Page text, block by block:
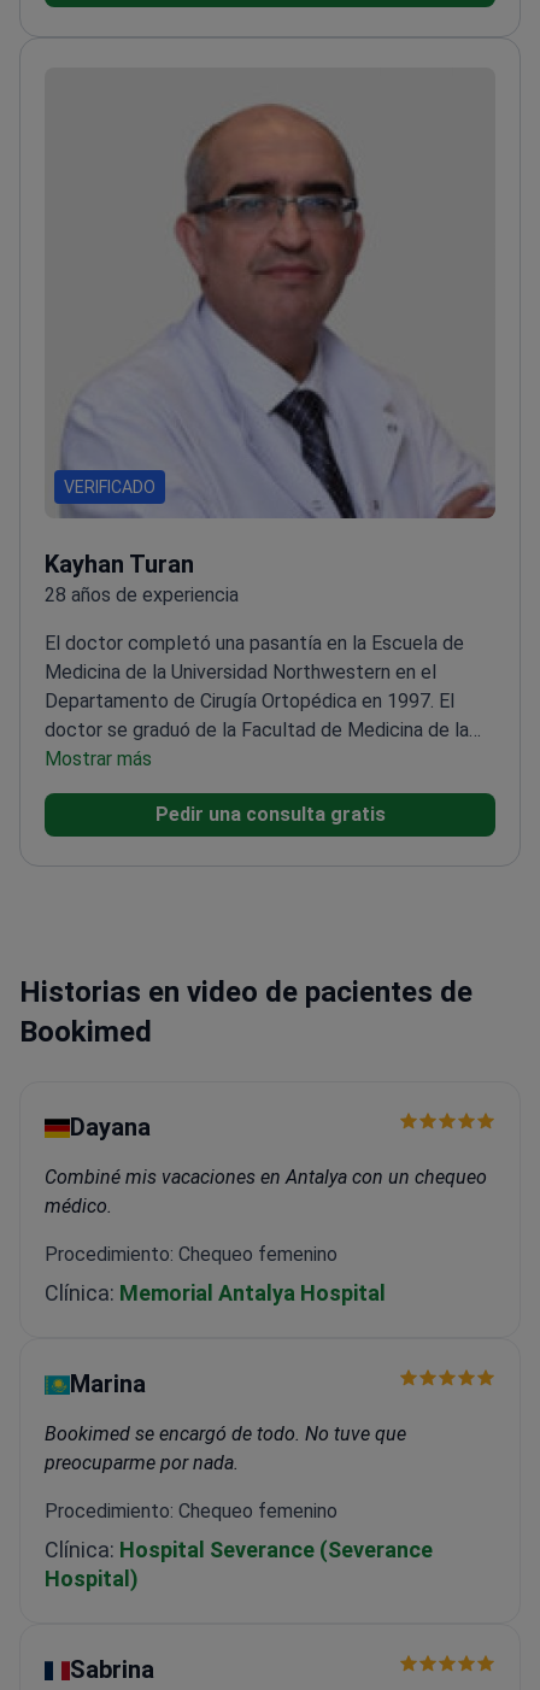
oído medioObtuvo el título de Profesor Asociado de
de afecciones respiratorias tanto en adultos como
VERIFICADO
Kayhan Turan
28 años de experiencia
El doctor completó una pasantía en la Escuela de
Medicina de la Universidad Northwestern en el
Departamento de Cirugía Ortopédica en 1997. El
doctor se graduó de la Facultad de Medicina de la
Universidad Uludağ, especializándose en Ortopedia y
la Facultad de Medicina de la Universidad de
organizaciones prestigiosas, incluyendo la Asociación
Reconstrucción de Articulaciones y la Sociedad
Turca de Ortopedia y Traumatología.<\/p>
Mostrar más
Pedir una consulta gratis
Historias en video de pacientes de
Bookimed
Dayana
Combiné mis vacaciones en Antalya con un chequeo
médico.
Procedimiento: Chequeo femenino
Clínica: Memorial Antalya Hospital
Marina
Bookimed se encargó de todo. No tuve que
preocuparme por nada.
Procedimiento: Chequeo femenino
Clínica: Hospital Severance (Severance
Hospital)
Sabrina